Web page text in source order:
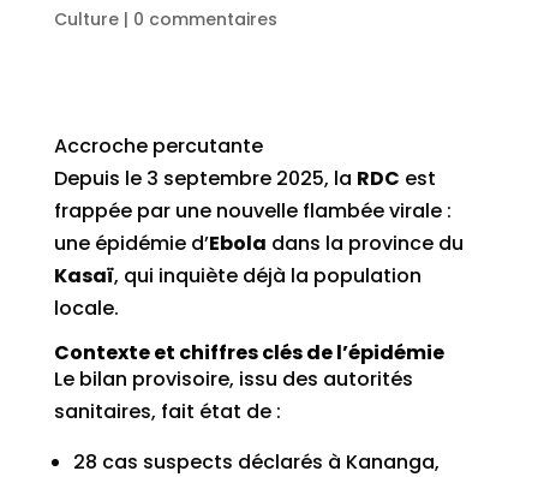
Culture| 0 commentaires
Accroche percutante
Depuis le 3 septembre 2025, la RDC est
frappée par une nouvelle flambée virale :
une épidémie d’Ebola dans la province du
Kasaï, qui inquiète déjà la population
locale.
Contexte et chiffres clés de l’épidémie
Le bilan provisoire, issu des autorités
sanitaires, fait état de :
28 cas suspects déclarés à Kananga,